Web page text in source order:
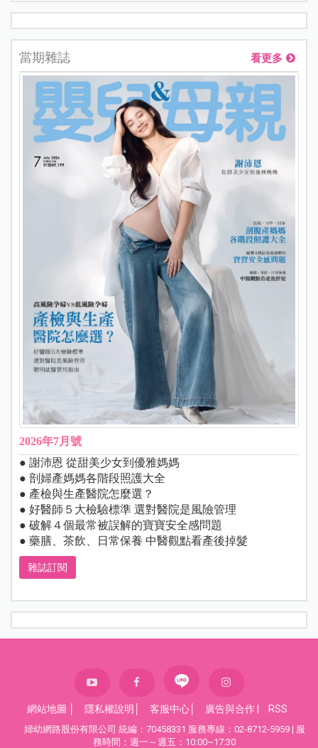
當期雜誌 看更多
2026年7月號
● 謝沛恩 從甜美少女到優雅媽媽
● 剖婦產媽媽各階段照護大全
● 產檢與生產醫院怎麼選？
● 好醫師５大檢驗標準 選對醫院是風險管理
● 破解４個最常被誤解的寶寶安全感問題
● 藥膳、茶飲、日常保養 中醫觀點看產後掉髮
雜誌訂閱
網站地圖 隱私權說明 客服中心 廣告與合作 RSS
婦幼網路股份有限公司 統編：70458331 服務專線：02-8712-5959 | 服
務時間：週一～週五：10:00~17:30